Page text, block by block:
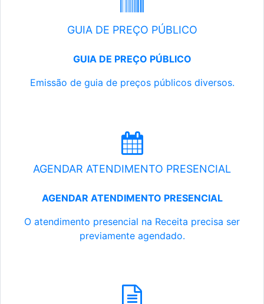
GUIA DE PREÇO PÚBLICO
GUIA DE PREÇO PÚBLICO
Emissão de guia de preços públicos diversos.
AGENDAR ATENDIMENTO PRESENCIAL
AGENDAR ATENDIMENTO PRESENCIAL
O atendimento presencial na Receita precisa ser
previamente agendado.